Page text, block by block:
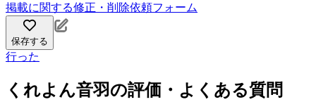
掲載に関する修正・削除依頼フォーム
保存する
行った
くれよん音羽の評価・よくある質問